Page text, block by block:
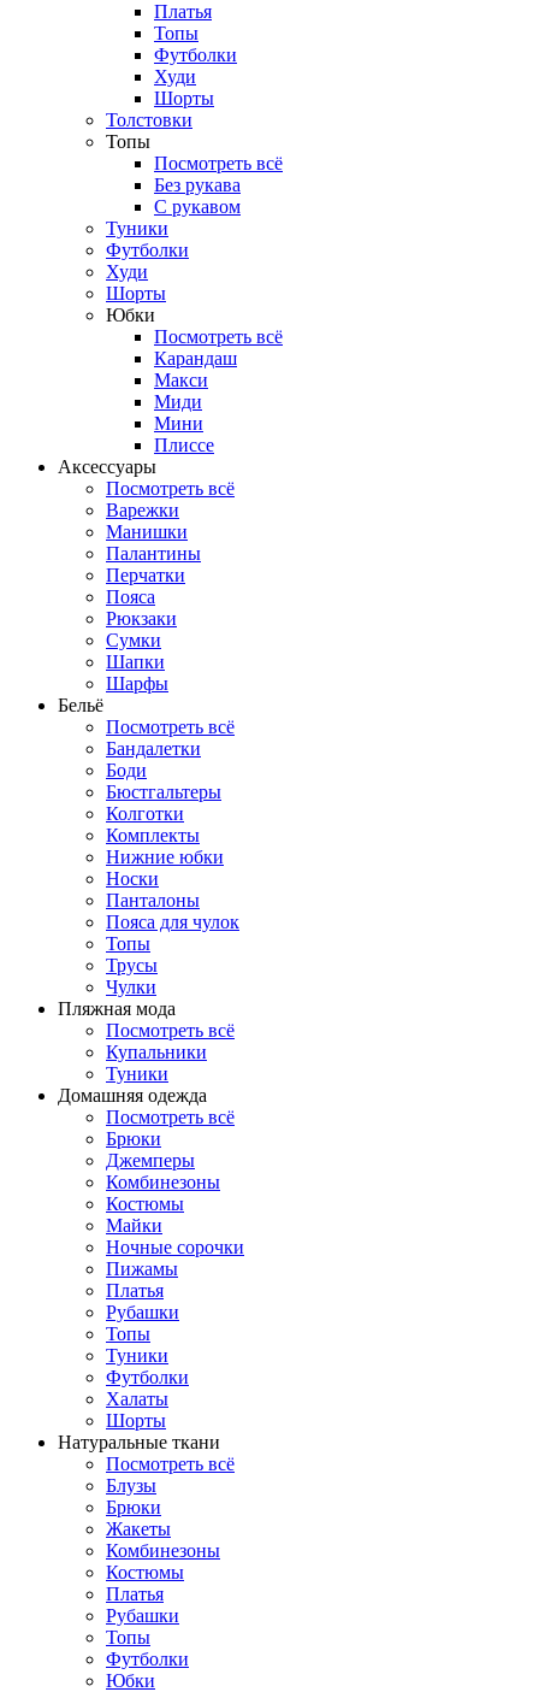
Платья
Топы
Футболки
Худи
Шорты
Толстовки
Топы
Посмотреть всё
Без рукава
С рукавом
Туники
Футболки
Худи
Шорты
Юбки
Посмотреть всё
Карандаш
Макси
Миди
Мини
Плиссе
Аксессуары
Посмотреть всё
Варежки
Манишки
Палантины
Перчатки
Пояса
Рюкзаки
Сумки
Шапки
Шарфы
Бельё
Посмотреть всё
Бандалетки
Боди
Бюстгальтеры
Колготки
Комплекты
Нижние юбки
Носки
Панталоны
Поясa для чулок
Топы
Трусы
Чулки
Пляжная мода
Посмотреть всё
Купальники
Туники
Домашняя одежда
Посмотреть всё
Брюки
Джемперы
Комбинезоны
Костюмы
Майки
Ночные сорочки
Пижамы
Платья
Рубашки
Топы
Туники
Футболки
Халаты
Шорты
Натуральные ткани
Посмотреть всё
Блузы
Брюки
Жакеты
Комбинезоны
Костюмы
Платья
Рубашки
Топы
Футболки
Юбки